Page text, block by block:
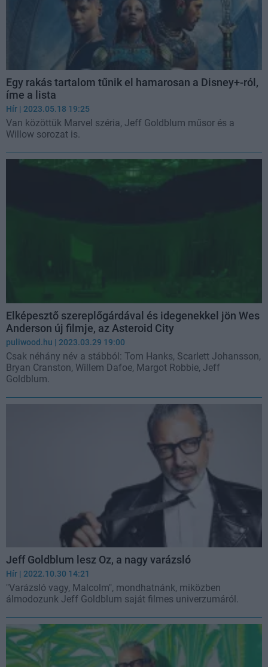
Egy rakás tartalom tűnik el hamarosan a Disney+-ról,
íme a lista
Hír | 2023.05.18 19:25
Van közöttük Marvel széria, Jeff Goldblum műsor és a
Willow sorozat is.
Elképesztő szereplőgárdával és idegenekkel jön Wes
Anderson új filmje, az Asteroid City
puliwood.hu | 2023.03.29 19:00
Csak néhány név a stábból: Tom Hanks, Scarlett Johansson,
Bryan Cranston, Willem Dafoe, Margot Robbie, Jeff
Goldblum.
Jeff Goldblum lesz Oz, a nagy varázsló
Hír | 2022.10.30 14:21
"Varázsló vagy, Malcolm", mondhatnánk, miközben
álmodozunk Jeff Goldblum saját filmes univerzumáról.